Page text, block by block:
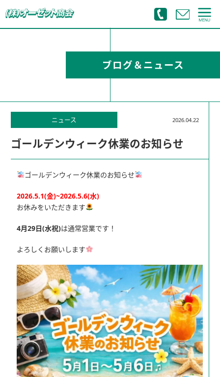
ブログ＆ニュース
ニュース 2026.04.22
ゴールデンウィーク休業のお知らせ
ゴールデンウィーク休業のお知らせ
2026.5.1(金)~2026.5.6(水)
お休みをいただきます
4月29日(水祝)は通常営業です！
よろしくお願いします